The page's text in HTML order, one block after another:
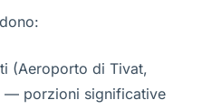
(Aeroporto di Tivat,
— porzioni significative